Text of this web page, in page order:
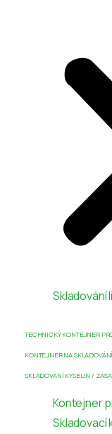
Skladování
TECHNICKÝ KONTEJNER
KONTEJNER NA
SKLADOVÁNÍ KYSELIN /
Kontejner
Skladovací